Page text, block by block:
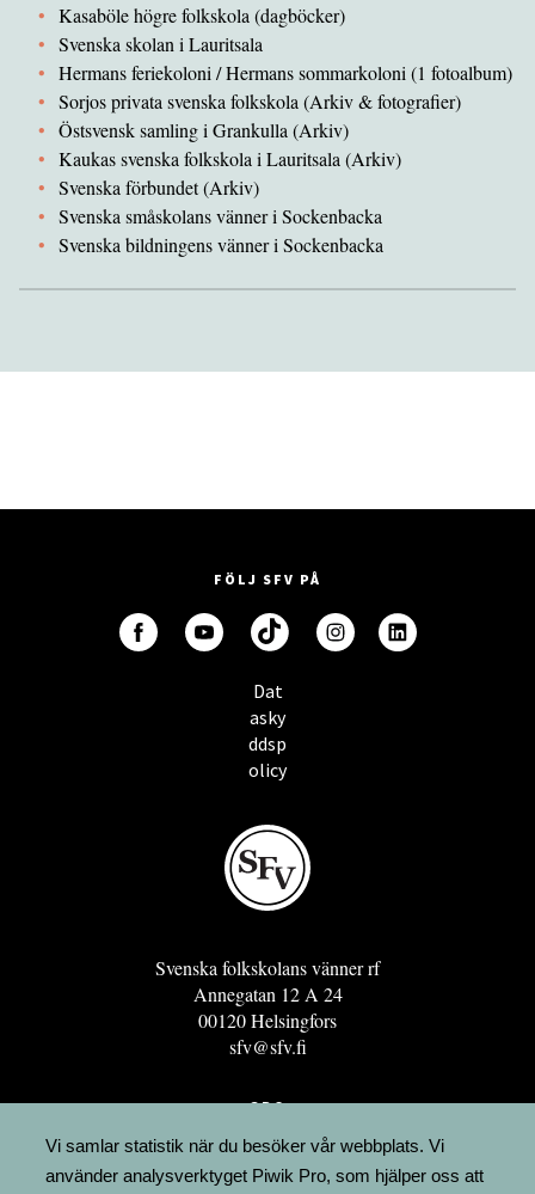
Kasaböle högre folkskola (dagböcker)
Svenska skolan i Lauritsala
Hermans feriekoloni / Hermans sommarkoloni (1 fotoalbum)
Sorjos privata svenska folkskola (Arkiv & fotografier)
Östsvensk samling i Grankulla (Arkiv)
Kaukas svenska folkskola i Lauritsala (Arkiv)
Svenska förbundet (Arkiv)
Svenska småskolans vänner i Sockenbacka
Svenska bildningens vänner i Sockenbacka
FÖLJ SFV PÅ
Dat
asky
ddsp
olicy
Svenska folkskolans vänner rf
Annegatan 12 A 24
00120 Helsingfors
sfv@sfv.fi
GRO
FÖRENINGSRESURSEN
MINNESRUNOR.FI
Vi samlar statistik när du besöker vår webbplats. Vi
använder analysverktyget Piwik Pro, som hjälper oss att